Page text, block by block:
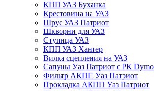
КПП УАЗ Буханка
Крестовина на УАЗ
Шрус УАЗ Патриот
Шкворни для УАЗ
Ступица УАЗ
КПП УАЗ Хантер
Вилка сцепления на УАЗ
Сапуны Уаз Патриот с РК
Фильтр АКПП Уаз Патриот
Прокладка АКПП Уаз Патриот